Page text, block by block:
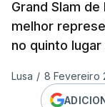
Grand Slam
melhor
no quinto
Lusa / 8 Fevereiro